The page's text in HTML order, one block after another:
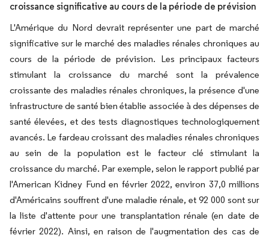
croissance significative au cours de la période de prévision
L'Amérique du Nord devrait représenter une part de marché
significative sur le marché des maladies rénales chroniques au
cours de la période de prévision. Les principaux facteurs
stimulant la croissance du marché sont la prévalence
croissante des maladies rénales chroniques, la présence d'une
infrastructure de santé bien établie associée à des dépenses de
santé élevées, et des tests diagnostiques technologiquement
avancés. Le fardeau croissant des maladies rénales chroniques
au sein de la population est le facteur clé stimulant la
croissance du marché. Par exemple, selon le rapport publié par
l'American Kidney Fund en février 2022, environ 37,0 millions
d'Américains souffrent d'une maladie rénale, et 92 000 sont sur
la liste d'attente pour une transplantation rénale (en date de
février 2022). Ainsi, en raison de l'augmentation des cas de